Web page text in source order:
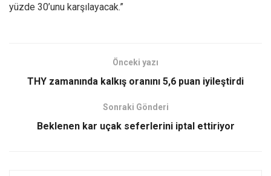
yüzde 30’unu karşılayacak.”
Önceki yazı
THY zamanında kalkış oranını 5,6 puan iyileştirdi
Sonraki Gönderi
Beklenen kar uçak seferlerini iptal ettiriyor